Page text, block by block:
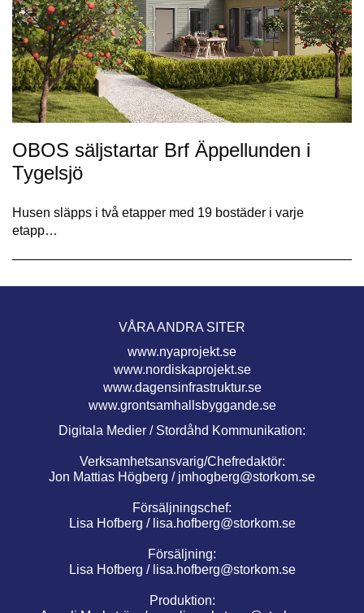
OBOS säljstartar Brf Äppellunden i
Tygelsjö
Husen släpps i två etapper med 19 bostäder i varje
etapp…
VÅRA ANDRA SITER
www.nyaprojekt.se
www.nordiskaprojekt.se
www.dagensinfrastruktur.se
www.grontsamhallsbyggande.se
Digitala Medier / Stordåhd Kommunikation:
Verksamhetsansvarig/Chefredaktör:
Jon Mattias Högberg / jmhogberg@storkom.se
Försäljningschef:
Lisa Hofberg / lisa.hofberg@storkom.se
Försäljning:
Lisa Hofberg / lisa.hofberg@storkom.se
Produktion: